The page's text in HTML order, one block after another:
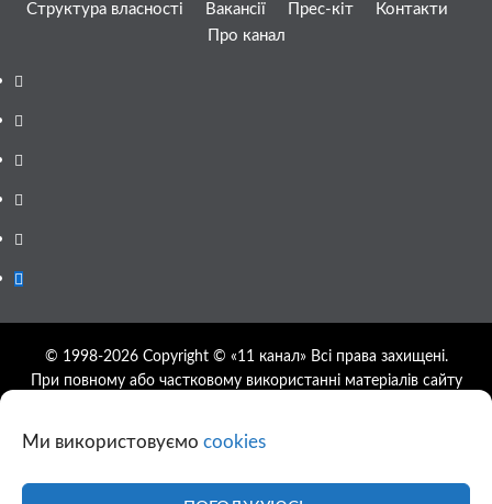
Ми використовуємо cookies
Структура власності
Вакансії Прес-кіт
Контакти
Про канал
Facebook
YouTube
Telegram
Instagram
Twitter
Google
© 1998-2026 Copyright © «11 канал» Всі права захищені.
При повному або частковому використанні матеріалів сайту